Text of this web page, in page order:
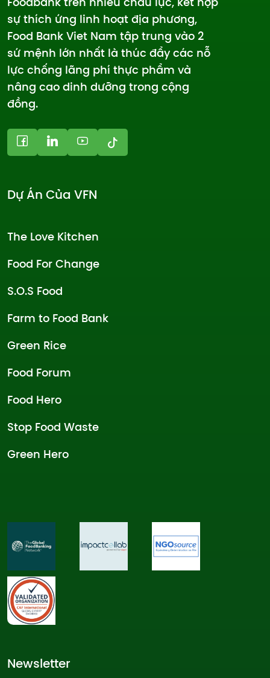
sự thích ứng linh hoạt địa phương,
Food Bank Viet Nam tập trung vào 2
sứ mệnh lớn nhất là thúc đẩy các nỗ
lực chống lãng phí thực phẩm và
nâng cao dinh dưỡng trong cộng
đồng.
Dự Án Của VFN
The Love Kitchen
Food For Change
S.O.S Food
Farm to Food Bank
Green Rice
Food Forum
Food Hero
Stop Food Waste
Green Hero
Newsletter